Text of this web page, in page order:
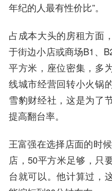
年纪的人最有性价比”。
占成本大头的房租方面
于街边小店或商场B1、
平方米，座位密集，多
线城市经营回转小火锅
雪豹财经社，这是为了
提高翻台率。
王富强在选择店面的时
店，50平方米足够，只
台就可以。他计算过，